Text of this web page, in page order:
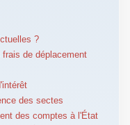
?
de déplacement
des sectes
des comptes à l'État